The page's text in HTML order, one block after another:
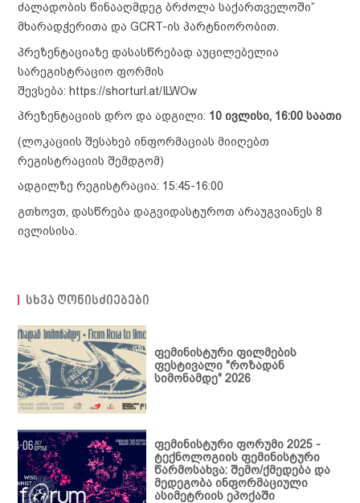
ღონისძიებები
ადვოკაცია
ჩვენ შესახებ
გზამკვლევი
სამართლებრივი
ძალადობის წინააღმდეგ ბრძოლა საქართველოში”
მხარადჭერითა და GCRT-ის პარტნიორობით.
პრეზენტაციაზე დასასწრებად აუცილებელია
სარეგისტრაციო ფორმის
შევსება: https://shorturl.at/ILWOw
პრეზენტაციის დრო და ადგილი: 10 ივლისი, 16:00 საათი
(ლოკაციის შესახებ ინფორმაციას მიიღებთ
რეგისტრაციის შემდგომ)
ადგილზე რეგისტრაცია: 15:45-16:00
გთხოვთ, დასწრება დაგვიდასტუროთ არაუგვიანეს 8
ივლისისა.
სხვა ღონისძიებები
ფემინისტური ფილმების
ფესტივალი "როზადან
სიმონამდე" 2026
ფემინისტური ფორუმი 2025 -
ტექნოლოგიის ფემინისტური
წარმოსახვა: შემო/ქმედება და
მედეგობა ინფორმაციული
ასიმეტრიის ეპოქაში